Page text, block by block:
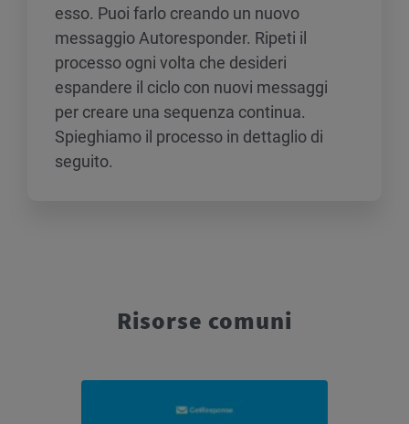
esso. Puoi farlo creando un nuovo
messaggio Autoresponder. Ripeti il
processo ogni volta che desideri
espandere il ciclo con nuovi messaggi
per creare una sequenza continua.
Spieghiamo il processo in dettaglio di
seguito.
Risorse comuni